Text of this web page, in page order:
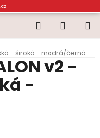
Hledat
KOŠÍK
- široká - modrá/černá
v2 -
-